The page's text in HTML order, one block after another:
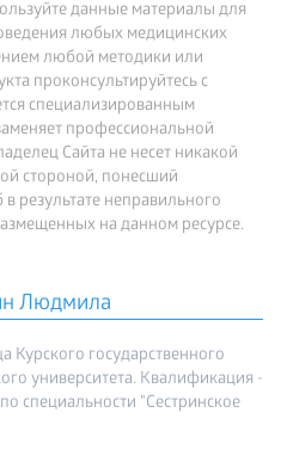
данные материалы для
любых медицинских
любой методики или
проконсультируйтесь с
специализированным
профессиональной
Сайта не несет никакой
стороной, понесший
результате неправильного
на данном ресурсе.
Людмила
Курского государственного
университета. Квалификация -
специальности "Сестринское